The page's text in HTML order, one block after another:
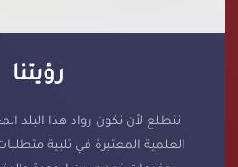
رؤيتنا
نتطلع لأن نكون رواد هذا البلد
العلمية المعتبرة في تلبية